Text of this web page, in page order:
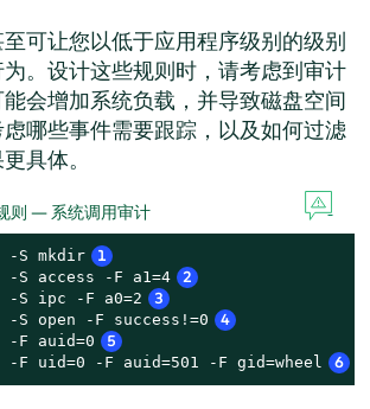
可让您以低于应用程序级别的级别
。设计这些规则时，请考虑到审计
会增加系统负载，并导致磁盘空间
哪些事件需要跟踪，以及如何过滤
具体。
则 — 系统调用审计
-S mkdir 1
S access -F a1=4 2
S ipc -F a0=2 3
S open -F success!=0 4
-F auid=0 5
F uid=0 -F auid=501 -F gid=wheel 6